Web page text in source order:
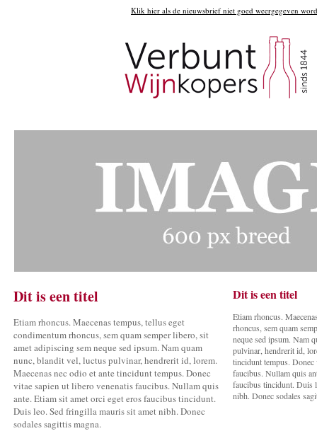
Klik hier als de nieuwsbrief niet goed weergegeven
Dit is een titel
Etiam rhoncus. Maecenas tempus, tellus eget
condimentum rhoncus, sem quam semper libero, sit
amet adipiscing sem neque sed ipsum. Nam quam
nunc, blandit vel, luctus pulvinar, hendrerit id, lorem.
Maecenas nec odio et ante tincidunt tempus. Donec
vitae sapien ut libero venenatis faucibus. Nullam quis
ante. Etiam sit amet orci eget eros faucibus tincidunt.
Duis leo. Sed fringilla mauris sit amet nibh. Donec
sodales sagittis magna.
Dit is een titel
Etiam rhoncus.
rhoncus, sem quam
neque sed ipsum. Nam
pulvinar, hendrerit id,
tincidunt tempus. Donec
faucibus. Nullam quis
faucibus tincidunt. Duis
nibh. Donec sodales